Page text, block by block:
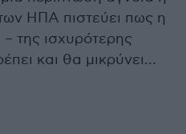
ΗΠΑ πιστεύει πως η
της ισχυρότερης
και θα μικρύνει…